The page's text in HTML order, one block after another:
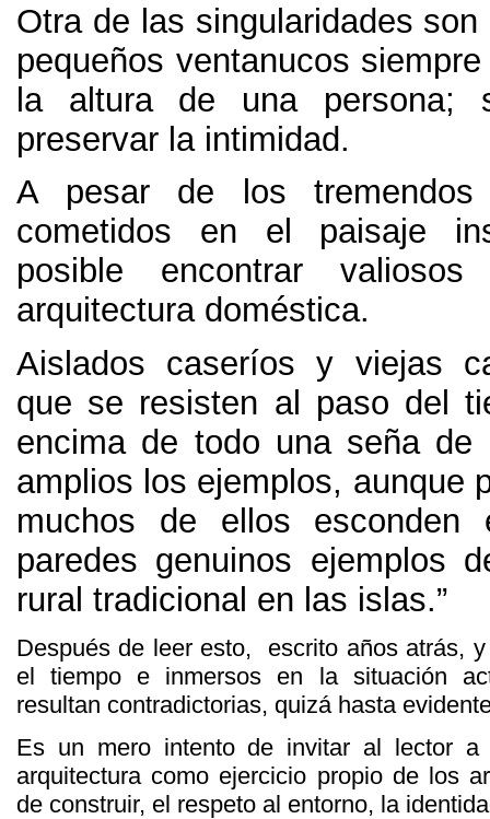
Otra de las singularidades
pequeños ventanucos
la altura de una persona;
preservar la intimidad.
A pesar de los tremendos
cometidos en el paisaje
posible encontrar
arquitectura doméstica.
Aislados caseríos y viejas
que se resisten al paso del
encima de todo una seña de
amplios los ejemplos, aunque
muchos de ellos esconden
paredes genuinos ejemplos
rural tradicional en las islas.”
Después de leer esto, escrito años atrás,
el tiempo e inmersos en la situación
resultan contradictorias, quizá hasta
Es un merointento de invitar al lector a
arquitectura como ejercicio propio de los
de construir, el respeto al entorno, la